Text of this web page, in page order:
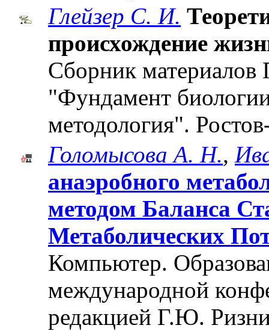
Глейзер С. И.
происхождение
Сборник материалов
"Фундамент
методология".
Голомысова А. Н.,
анаэробного
методом Баланса
Метаболических
Компьютер.
международной
редакцией Г.Ю.